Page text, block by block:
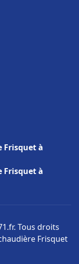
Frisquet à
Frisquet à
Tous droits
Frisquet